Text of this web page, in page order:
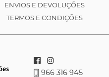
ENVIOS E DEVOLUÇÕES
TERMOS E CONDIÇÕES
966 316 945